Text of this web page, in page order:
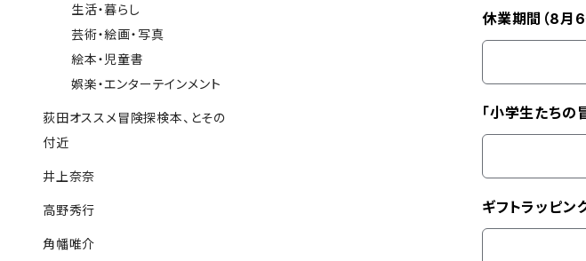
休業期間（8月
「小学生たちの
ギフトラッピン
生活・暮らし
芸術・絵画・写真
絵本・児童書
娯楽・エンターテインメント
荻田オススメ冒険探検本、とその
付近
井上奈奈
高野秀行
角幡唯介